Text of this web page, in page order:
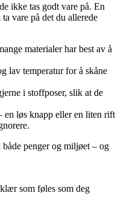
ikke tas godt vare på. En
vare på det du allerede
materialer har best av å
lav temperatur for å skåne
i stoffposer, slik at de
en løs knapp eller en liten rift
penger og miljøet – og
som føles som deg